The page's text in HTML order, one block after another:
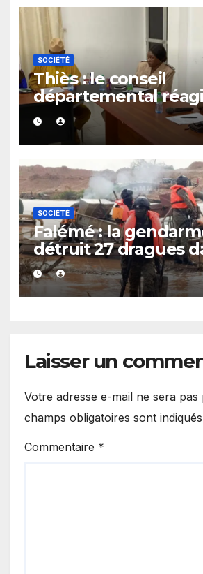
SOCIÉTÉ
Thiès : le conseil
départemental
le rappel à l’ordre du
gouverneur
SOCIÉTÉ
Falémé : la
détruit 27 dragues
cadre de la lutte
l’exploitation illégale
Laisser un
Votre adresse e-mail ne sera pas
champs obligatoires sont
Commentaire *